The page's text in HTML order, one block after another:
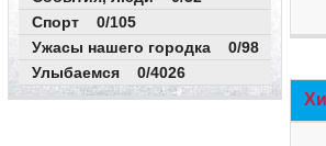
Спорт 0/105
Ужасы нашего городка 0/98
Улыбаемся 0/4026